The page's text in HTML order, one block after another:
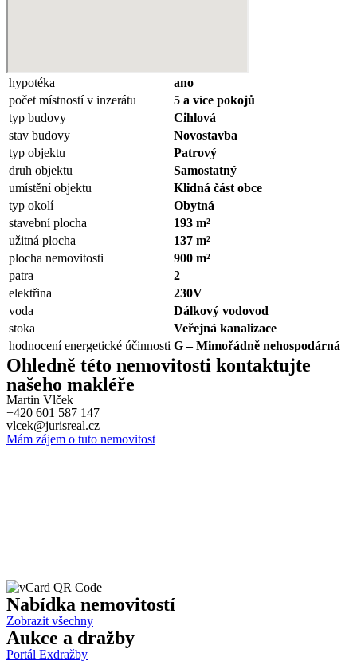
hypotéka
ano
počet místností v inzerátu
5 a více pokojů
typ budovy
Cihlová
stav budovy
Novostavba
typ objektu
Patrový
druh objektu
Samostatný
umístění objektu
Klidná část obce
typ okolí
Obytná
stavební plocha
193 m²
užitná plocha
137 m²
plocha nemovitosti
900 m²
patra
2
elektřina
230V
voda
Dálkový vodovod
stoka
Veřejná kanalizace
hodnocení energetické účinnosti G – Mimořádně nehospodárná
Ohledně této nemovitosti kontaktujte
našeho makléře
Martin Vlček
+420 601 587 147
vlcek@jurisreal.cz
Mám zájem o tuto nemovitost
Nabídka nemovitostí
Zobrazit všechny
Aukce a dražby
Portál Exdražby